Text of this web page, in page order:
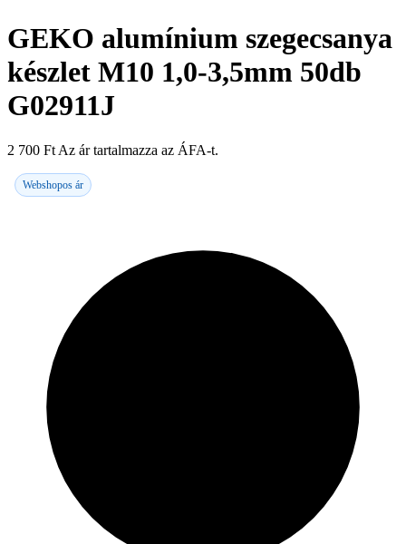
GEKO alumínium szegecsanya
készlet M10 1,0-3,5mm 50db
G02911J
2 700 Ft Az ár tartalmazza az ÁFA-t.
Webshopos ár